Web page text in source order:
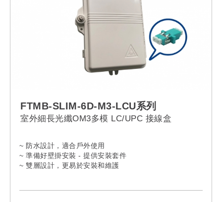
FTMB-SLIM-6D-M3-LCU系列
室外細長光纖OM3多模 LC/UPC 接線盒
~ 防水設計，適合戶外使用
~ 準備好壁掛安裝 - 提供安裝套件
~ 雙層設計，更易於安裝和維護